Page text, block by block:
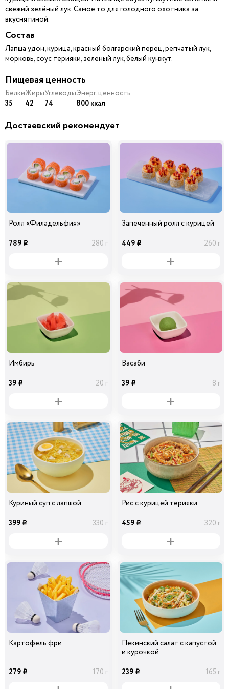
свежий зелёный лук. Самое то для голодного охотника за
вкуснятиной.
Состав
Лапша удон, курица, красный болгарский перец, репчатый лук,
морковь, соус терияки, зеленый лук, белый кунжут.
Пищевая ценность
Белки
35
Жиры
42
Углеводы
74
Энерг. ценность
800 ккал
Достаевский рекомендует
Ролл «Филадельфия»
789 i 280 г
Запеченный ролл с курицей
449 i 260 г
Имбирь
39 i 20 г
Васаби
39 i 8 г
Куриный суп с лапшой
399 i 330 г
Рис с курицей терияки
459 i 320 г
Картофель фри
279 i 170 г
Пекинский салат с капустой
и курочкой
239 i 165 г